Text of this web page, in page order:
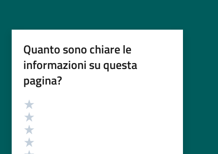
Quanto sono chiare le
informazioni su questa
pagina?
Valutazione